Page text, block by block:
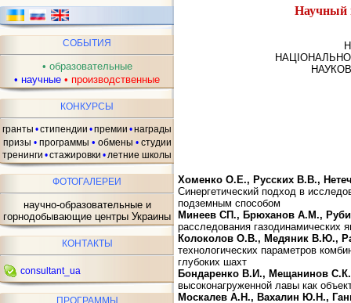
СОБЫТИЯ
• образовательные
• научные • производственные
КОНКУРСЫ
гранты •стипендии •премии •награды
призы • программы • обмены • студии
тренинги •стажировки •летние школы
ФОТОГАЛЕРЕИ
научно-образовательные и
горнодобывающие центры Украины
КОНТАКТЫ
consultant_ua
ПРОГРАММЫ
Научный
Хоменко О.Е., Русских В.В.,
Синергетический подход в
подземным способом
Минеев СП., Брюханов А.М.,
расследования газодинамических
Колоколов О.В., Медяник В.Ю.,
технологических параметров
глубоких шахт
Бондаренко В.И., Мещанинов
высоконагруженной лавы как
Москалев А.Н., Вахалин Ю.Н.,